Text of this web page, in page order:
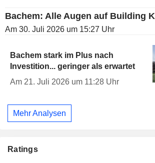
Bachem: Alle Augen auf Building K
Am 30. Juli 2026 um 15:27 Uhr
Bachem stark im Plus nach
Investition... geringer als erwartet
Am 21. Juli 2026 um 11:28 Uhr
Mehr Analysen
Ratings